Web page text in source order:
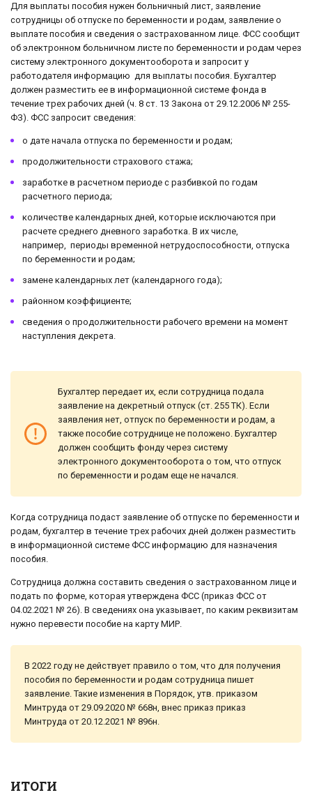
Для выплаты пособия нужен больничный лист, заявление
сотрудницы об отпуске по беременности и родам, заявление о
выплате пособия и сведения о застрахованном лице. ФСС сообщит
об электронном больничном листе по беременности и родам через
систему электронного документооборота и запросит у
работодателя информацию для выплаты пособия. Бухгалтер
должен разместить ее в информационной системе фонда в
течение трех рабочих дней (ч. 8 ст. 13 Закона от 29.12.2006 № 255-
ФЗ). ФСС запросит сведения:
о дате начала отпуска по беременности и родам;
продолжительности страхового стажа;
заработке в расчетном периоде с разбивкой по годам
расчетного периода;
количестве календарных дней, которые исключаются при
расчете среднего дневного заработка. В их числе,
например, периоды временной нетрудоспособности, отпуска
по беременности и родам;
замене календарных лет (календарного года);
районном коэффициенте;
сведения о продолжительности рабочего времени на момент
наступления декрета.
Бухгалтер передает их, если сотрудница подала
заявление на декретный отпуск (ст. 255 ТК). Если
заявления нет, отпуск по беременности и родам, а
также пособие сотруднице не положено. Бухгалтер
должен сообщить фонду через систему
электронного документооборота о том, что отпуск
по беременности и родам еще не начался.
Когда сотрудница подаст заявление об отпуске по беременности и
родам, бухгалтер в течение трех рабочих дней должен разместить
в информационной системе ФСС информацию для назначения
пособия.
Сотрудница должна составить сведения о застрахованном лице и
подать по форме, которая утверждена ФСС (приказ ФСС от
04.02.2021 № 26). В сведениях она указывает, по каким реквизитам
нужно перевести пособие на карту МИР.
В 2022 году не действует правило о том, что для получения
пособия по беременности и родам сотрудница пишет
заявление. Такие изменения в Порядок, утв. приказом
Минтруда от 29.09.2020 № 668н, внес приказ приказ
Минтруда от 20.12.2021 № 896н.
ИТОГИ